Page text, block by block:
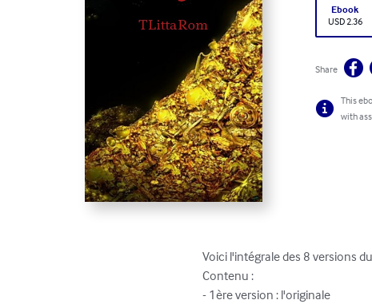
Ebook
USD 2.36
Share
This
with
Voici l'intégrale des 8 versions
Contenu :
- 1ère version : l'originale